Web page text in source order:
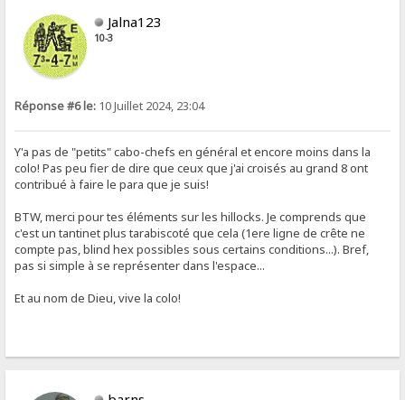
Jalna123
10-3
Réponse #6 le: 10 Juillet 2024, 23:04
Y'a pas de "petits" cabo-chefs en général et encore moins dans la
colo! Pas peu fier de dire que ceux que j'ai croisés au grand 8 ont
contribué à faire le para que je suis!
BTW, merci pour tes éléments sur les hillocks. Je comprends que
c'est un tantinet plus tarabiscoté que cela (1ere ligne de crête ne
compte pas, blind hex possibles sous certains conditions...). Bref,
pas si simple à se représenter dans l'espace...
Et au nom de Dieu, vive la colo!